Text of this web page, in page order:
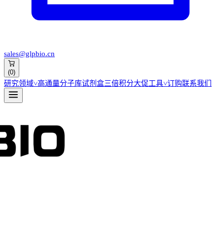
sales@glpbio.cn
(0)
研究领域˅高通量分子库试剂盒三倍积分大促工具˅订购联系我们